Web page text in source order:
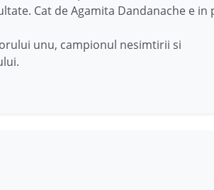
Cat de Agamita Dandanache e in
unu, campionul nesimtirii si